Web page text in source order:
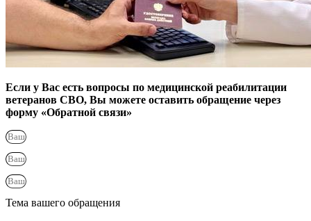
Если у Вас есть вопросы по медицинской реабилитации
ветеранов СВО, Вы можете оставить обращение через
форму «Обратной связи»
Тема вашего обращения